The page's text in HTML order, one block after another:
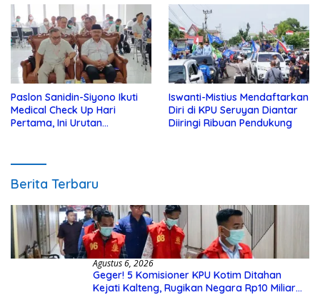
Paslon Sanidin-Siyono Ikuti
Medical Check Up Hari
Pertama, Ini Urutan
Iswanti-Mistius Mendaftarkan
Diri di KPU Seruyan Diantar
Diiringi Ribuan Pendukung
Berita Terbaru
Agustus 6, 2026
Geger! 5 Komisioner KPU Kotim Ditahan
Kejati Kalteng, Rugikan Negara Rp10 Miliar